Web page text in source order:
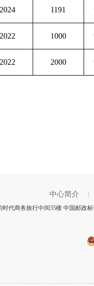
2024 1191
2022 1000
2022 2000
中心简介
代商务旅行中间35楼 中国邮政